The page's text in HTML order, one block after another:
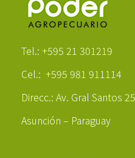
Tel.: +595 21 301219
Cel.: +595 981 911114
Direcc.: Av. Gral Santos
Asunción – Paraguay